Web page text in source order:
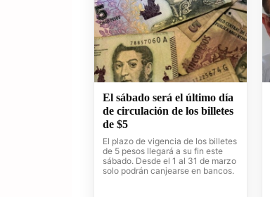
El sábado será el último día
de circulación de los billetes
de $5
El plazo de vigencia de los billetes
de 5 pesos llegará a su fin este
sábado. Desde el 1 al 31 de marzo
solo podrán canjearse en bancos.